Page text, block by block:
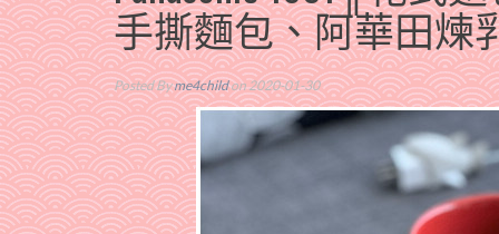
手撕麵包、阿華田煉
Posted Byme4childon 2020-01-30